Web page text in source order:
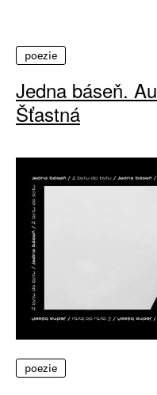
poezie
Jedna báseň.
Šťastná
poezie